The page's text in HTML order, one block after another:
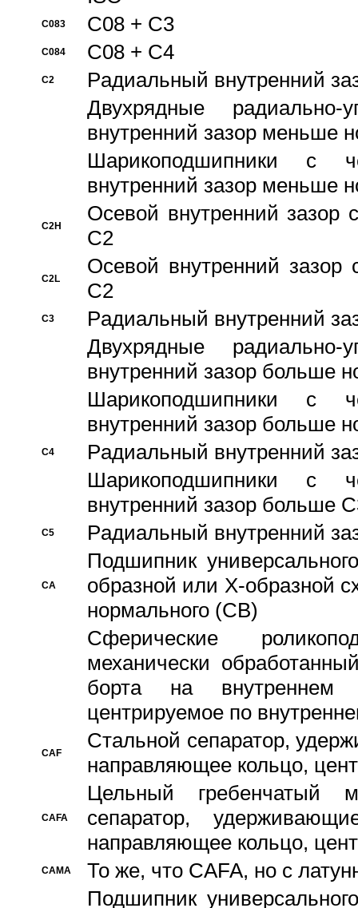
C083 C08 + C3
C084 C08 + C4
C2
Pадиальный внутренний
Двухрядные радиально-
внутренний зазор меньше
Шарикоподшипники с
внутренний зазор меньше
C2H
Осевой внутренний зазор
C2
C2L
Осевой внутренний зазор
C2
C3
Pадиальный внутренний
Двухрядные радиально-
внутренний зазор больше
Шарикоподшипники с
внутренний зазор больше
C4
Pадиальный внутренний
Шарикоподшипники с
внутренний зазор больше
C5 Pадиальный внутренний
CA
Подшипник
образной или Х-образной
нормального (CB)
Сферические
механически
борта на внутреннем
центрируемое по
CAF
Стальной сепаратор,
направляющее кольцо,
CAFA
Цельный гребенчатый
сепаратор,
направляющее кольцо,
CAMA То же, что CAFA, но с
Подшипник